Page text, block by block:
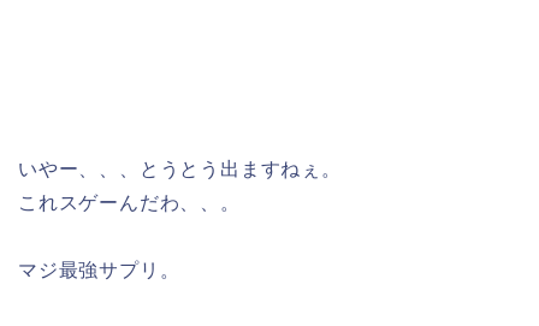
いやー、、、とうとう出ますねぇ。
これスゲーんだわ、、。
マジ最強サプリ。